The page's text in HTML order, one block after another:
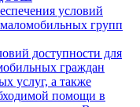
условий
групп
доступности для
граждан
услуг, а также
помощи в